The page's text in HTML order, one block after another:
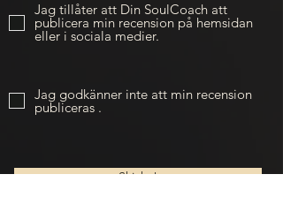
Jag tillåter att Din SoulCoach att
publicera min recension på hemsidan
eller i sociala medier.
Jag godkänner inte att min recension
publiceras .
Skicka!